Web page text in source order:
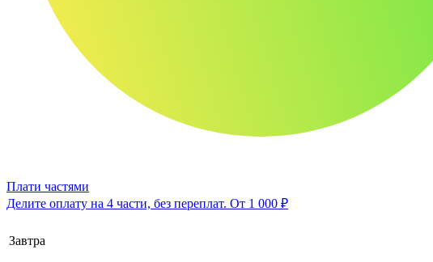
Плати частями
Делите оплату на 4 части, без переплат. От 1 000 ₽
Завтра